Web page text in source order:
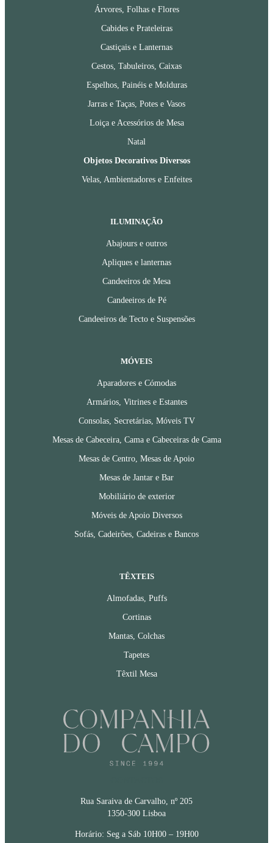
Árvores, Folhas e Flores
Cabides e Prateleiras
Castiçais e Lanternas
Cestos, Tabuleiros, Caixas
Espelhos, Painéis e Molduras
Jarras e Taças, Potes e Vasos
Loiça e Acessórios de Mesa
Natal
Objetos Decorativos Diversos
Velas, Ambientadores e Enfeites
ILUMINAÇÃO
Abajours e outros
Apliques e lanternas
Candeeiros de Mesa
Candeeiros de Pé
Candeeiros de Tecto e Suspensões
MÓVEIS
Aparadores e Cómodas
Armários, Vitrines e Estantes
Consolas, Secretárias, Móveis TV
Mesas de Cabeceira, Cama e Cabeceiras de Cama
Mesas de Centro, Mesas de Apoio
Mesas de Jantar e Bar
Mobiliário de exterior
Móveis de Apoio Diversos
Sofás, Cadeirões, Cadeiras e Bancos
TÊXTEIS
Almofadas, Puffs
Cortinas
Mantas, Colchas
Tapetes
Têxtil Mesa
Rua Saraiva de Carvalho, nº 205
1350-300 Lisboa
Horário: Seg a Sáb 10H00 – 19H00